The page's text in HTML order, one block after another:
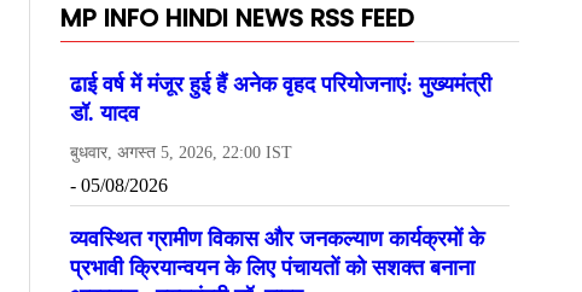
MP INFO HINDI NEWS RSS FEED